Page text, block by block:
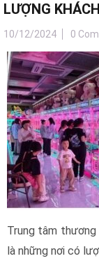
LƯỢNG
10/12/2024 0
Trung tâm thương
là những nơi có